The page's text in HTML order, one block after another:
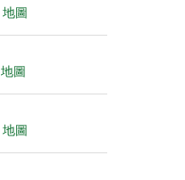
地圖
地圖
地圖